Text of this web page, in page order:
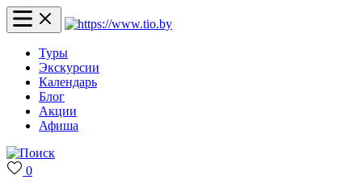
Туры
Экскурсии
Календарь
Блог
Акции
Афиша
0